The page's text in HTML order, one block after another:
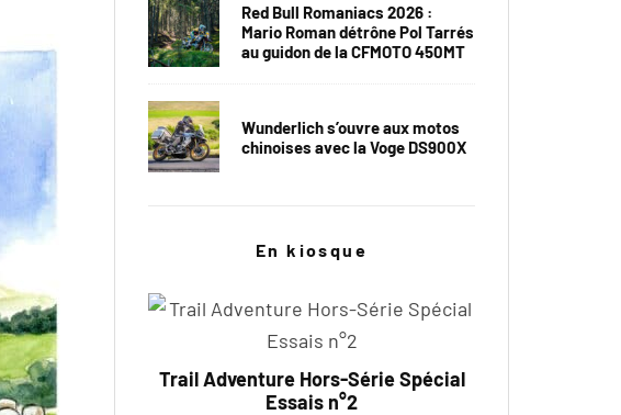
Red Bull Romaniacs 2026 :
Mario Roman détrône Pol Tarrés
au guidon de la CFMOTO 450MT
Wunderlich s’ouvre aux motos
chinoises avec la Voge DS900X
En kiosque
Trail Adventure Hors-Série Spécial
Essais n°2